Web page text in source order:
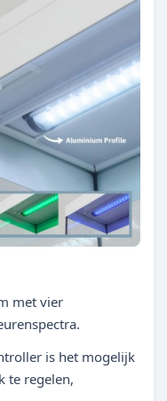
met vier
is het mogelijk
te regelen,